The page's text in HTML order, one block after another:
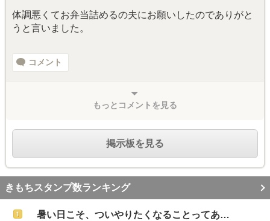
体調悪くてお弁当詰めるの夫にお願いしたのでありがと
うと言いました。
コメント
もっとコメントを見る
掲示板を見る
きもちスタンプ数ランキング
暑い日こそ、ついやりたくなることってあ…